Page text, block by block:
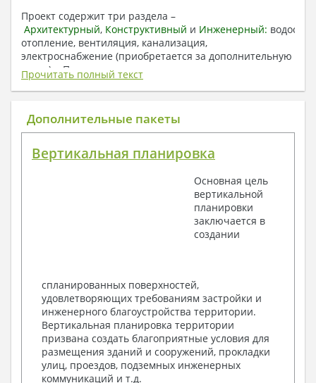
Проект содержит три раздела –
Архитектурный, Конструктивный и Инженерный:
отопление, вентиляция, канализация,
электроснабжение (приобретается за дополнительную
плату) + Пояснительная записка.
1. Архитектурный раздел:
Общие данные по проекту
Поэтажные маркировочные планы с
Разрезы и состав конструкций
Фасады с ведомостью внешних отделок
Элементы проемов – спецификация
Ведомость перемычек – сечения и
Архитектурные узлы в конструкциях
2. Конструктивный раздел:
Общие данные по проекту
Схемы расположения и расчеты фундаментов
Элементы каркаса – схемы расположения
Схема расположения перекрытий
Прочитать полный текст
Дополнительные пакеты
Вертикальная планировка
Основная цель
вертикальной
планировки
заключается в
создании
спланированных поверхностей,
удовлетворяющих требованиям застройки и
инженерного благоустройства территории.
Вертикальная планировка территории
призвана создать благоприятные условия для
размещения зданий и сооружений, прокладки
улиц, проездов, подземных инженерных
коммуникаций и т.д.